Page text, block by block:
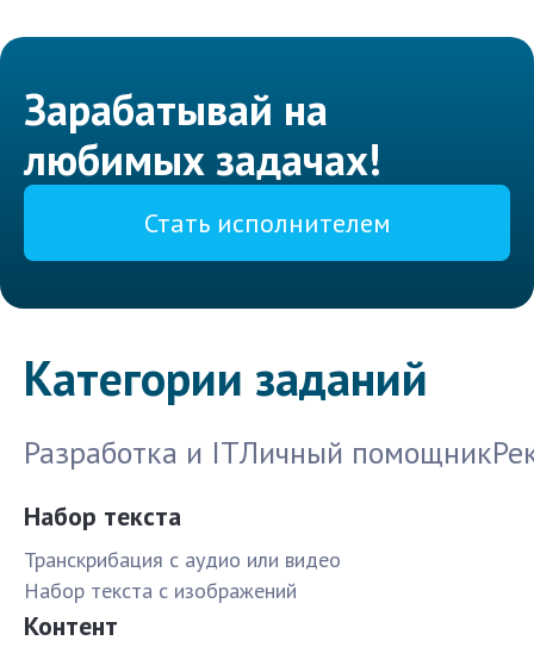
Зарабатывай на
любимых задачах!
Стать исполнителем
Категории заданий
Разработка и ITЛичный помощник
Набор текста
Транскрибация с аудио или видео
Набор текста с изображений
Контент